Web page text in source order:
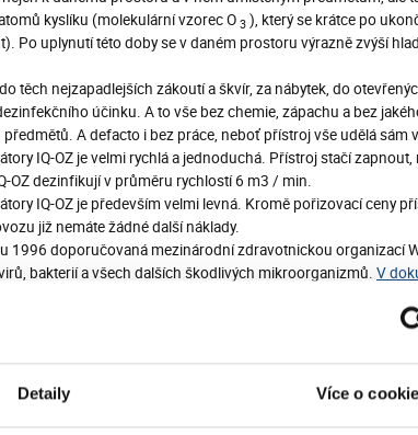
Detaily Více o
kyslíku (molekulární vzorec O 3 ), který se krátce po
Po uplynutí této doby se v daném prostoru výrazně zvýší
těch nejzapadlejších zákoutí a škvír, za nábytek, do
účinku. A to vše bez chemie, zápachu a bez
A defacto i bez práce, neboť přístroj vše udělá sám
IQ-OZ je velmi rychlá a jednoduchá. Přístroj stačí
OZ dezinfikují v průměru rychlostí 6 m3 / min.
IQ-OZ je především velmi levná. Kromě pořizovací ceny
již nemáte žádné další náklady.
1996 doporučovaná mezinárodní zdravotnickou organizací
bakterií a všech dalších škodlivých mikroorganizmů. V
0,1 - 0,2 mg po dobu 1 minuty na 1 m3 vzduchu nebo vody
bezpečně postavte ozonový generátor. Při dezinfekci
opěradla zadních sedadel, aby ozon pronikl i do